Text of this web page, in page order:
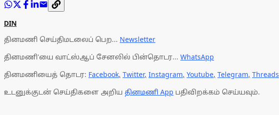
DIN
தினமணி செய்திமடலைப் பெற... Newsletter
தினமணி'யை வாட்ஸ்ஆப் சேனலில் பின்தொடர... WhatsApp
தினமணியைத் தொடர: Facebook, Twitter, Instagram, Youtube, Telegram, Threads
உடனுக்குடன் செய்திகளை அறிய தினமணி App பதிவிறக்கம் செய்யவும்.